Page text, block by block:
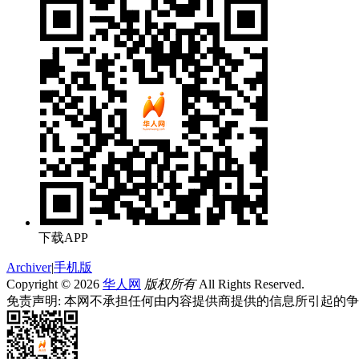
下载APP
Archiver|手机版
Copyright © 2026 华人网 版权所有All Rights Reserved.
免责声明: 本网不承担任何由内容提供商提供的信息所引起的争